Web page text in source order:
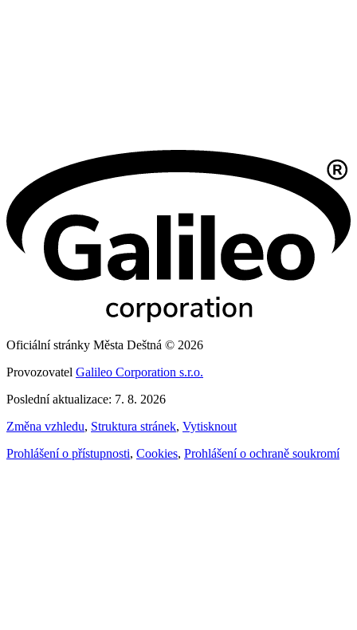
Oficiální stránky Města Deštná © 2026
Provozovatel Galileo Corporation s.r.o.
Poslední aktualizace: 7. 8. 2026
Změna vzhledu, Struktura stránek, Vytisknout
Prohlášení o přístupnosti, Cookies, Prohlášení o ochraně soukromí